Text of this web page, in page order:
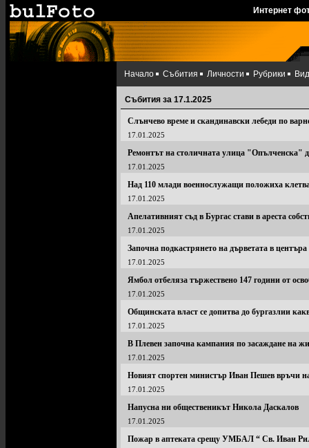
Интернет
Начало Събития Личности Рубрики
Събития за 17.1.2025
Слънчево време и скандинавски лебеди по
17.01.2025
Ремонтът на столичната улица "Опълченска"
17.01.2025
Над 110 млади военнослужащи положиха
17.01.2025
Апелативният съд в Бургас стави в ареста
17.01.2025
Започна подкастрянето на дърветата в центъра
17.01.2025
Ямбол отбеляза тържествено 147 години от
17.01.2025
Общинската власт се допитва до бургазлии
17.01.2025
В Плевен започна кампания по засаждане на
17.01.2025
Новият спортен министър Иван Пешев връчи
17.01.2025
Напусна ни общественикът Никола Даскалов
17.01.2025
Пожар в аптеката срещу УМБАЛ “ Св. Иван